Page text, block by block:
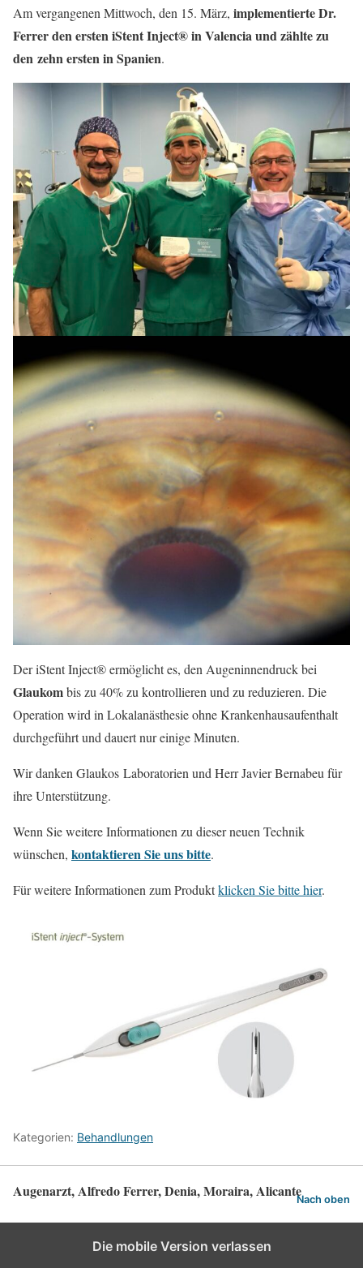
Am vergangenen Mittwoch, den 15. März, implementierte Dr.
Ferrer den ersten iStent Inject® in Valencia und zählte zu
den zehn ersten in Spanien.
Der iStent Inject® ermöglicht es, den Augeninnendruck bei
Glaukombis zu 40% zu kontrollieren und zu reduzieren. Die
Operation wird in Lokalanästhesie ohne Krankenhausaufenthalt
durchgeführt und dauert nur einige Minuten.
Wir danken Glaukos Laboratorien und Herr Javier Bernabeu für
ihre Unterstützung.
Wenn Sie weitere Informationen zu dieser neuen Technik
wünschen, kontaktieren Sie uns bitte.
Für weitere Informationen zum Produktklicken Sie bitte hier.
Kategorien: Behandlungen
Augenarzt, Alfredo Ferrer, Denia, Moraira, AlicanteNach oben
Die mobile Version verlassen